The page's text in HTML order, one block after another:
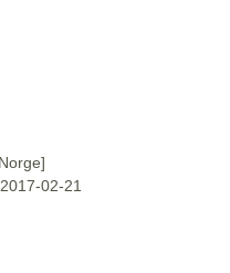
02-21